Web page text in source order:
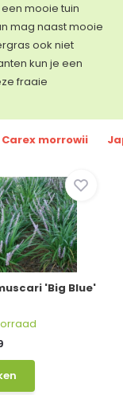
mooie tuin
mag naast mooie
ook niet
kun je een
fraaie
Carex morrowii
'Big Blue'